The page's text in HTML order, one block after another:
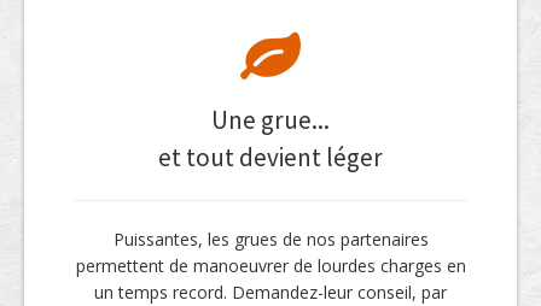
Une grue...
et tout devient léger
Puissantes, les grues de nos partenaires
permettent de manoeuvrer de lourdes charges en
un temps record. Demandez-leur conseil, par